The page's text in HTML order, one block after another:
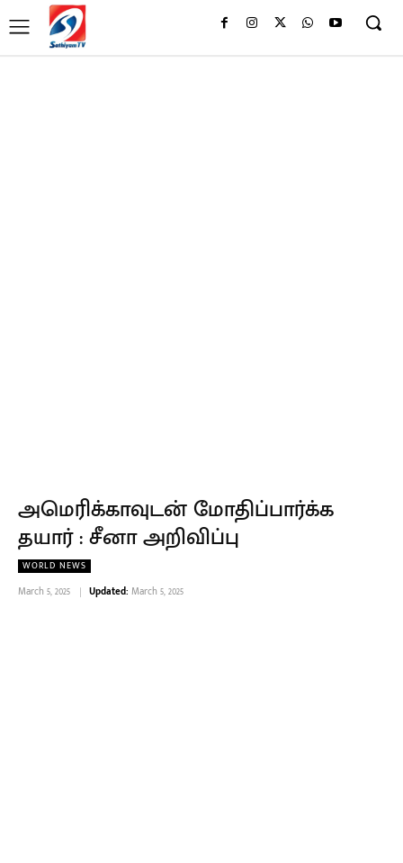
அமெரிக்காவுடன் மோதிப்பார்க்க
தயார் : சீனா அறிவிப்பு
WORLD NEWS
March 5, 2025 Updated: March 5, 2025